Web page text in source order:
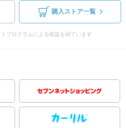
購入ストア一覧
プログラムによる収益を得ています